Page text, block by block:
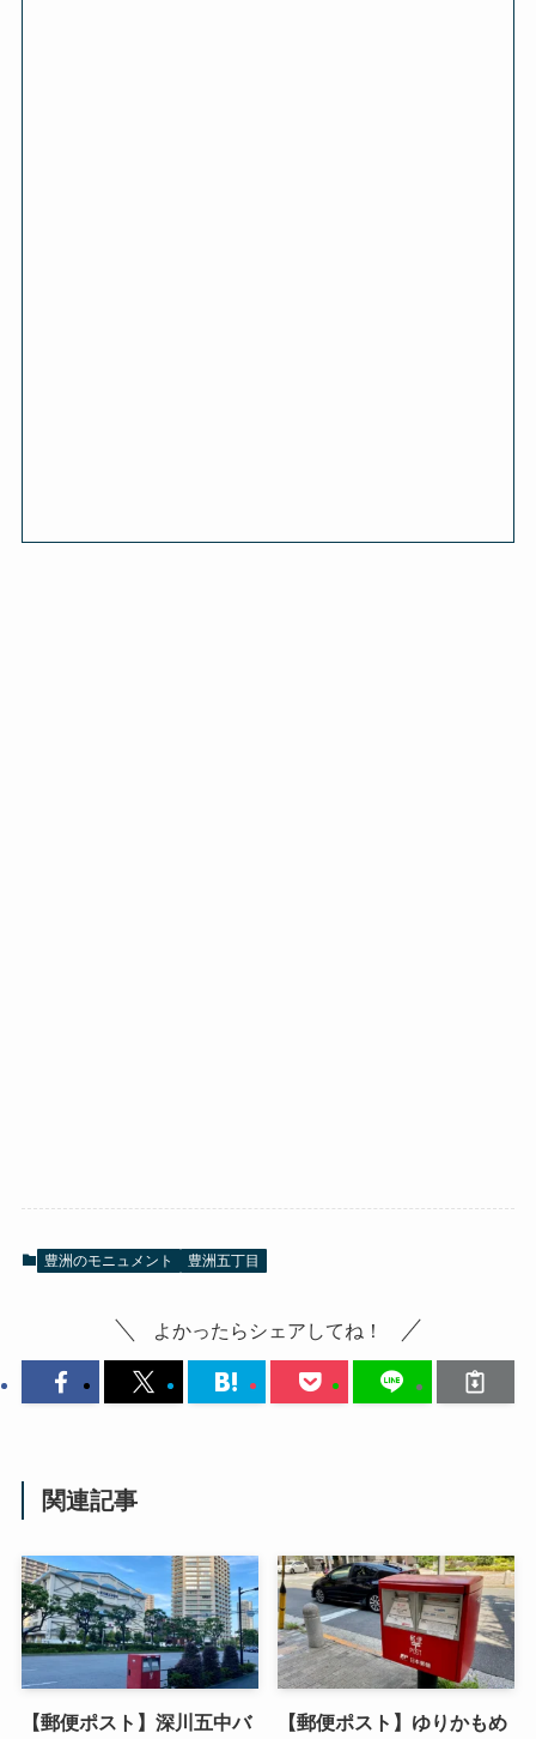
豊洲のモニュメント 豊洲五丁目
よかったらシェアしてね！
関連記事
【郵便ポスト】深川五中バ
【郵便ポスト】ゆりかもめ